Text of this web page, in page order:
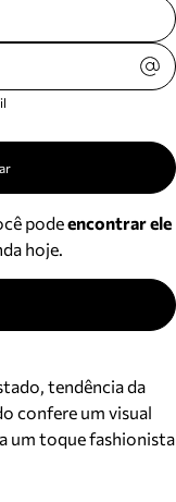
podeencontrar ele
hoje.
tendência da
confere um visual
um toque fashionista